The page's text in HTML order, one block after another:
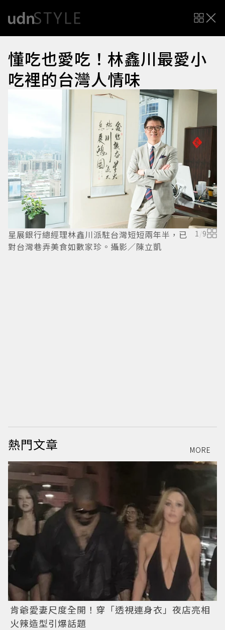
懂吃也愛吃！林鑫川最愛小
吃裡的台灣人情味
星展銀行總經理林鑫川派駐台灣短短兩年半，已
對台灣巷弄美食如數家珍。攝影／陳立凱
1/9
熱門文章 MORE
肯爺愛妻尺度全開！穿「透視連身衣」夜店亮相
火辣造型引爆話題